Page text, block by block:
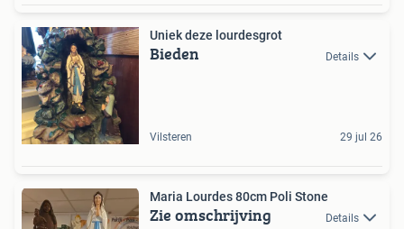
Uniek deze lourdesgrot
Bieden Details
Vilsteren 29 jul 26
Maria Lourdes 80cm Poli Stone
Zie omschrijving Details